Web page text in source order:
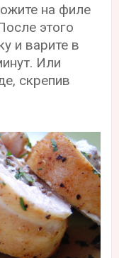
на филе
этого
и варите в
Или
скрепив